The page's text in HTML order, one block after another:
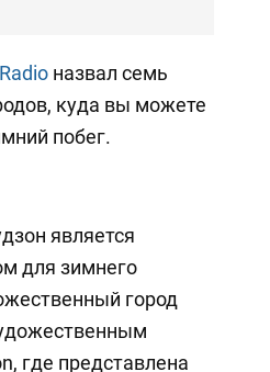
назвал семь
куда вы можете
побег.
является
для зимнего
город
где представлена